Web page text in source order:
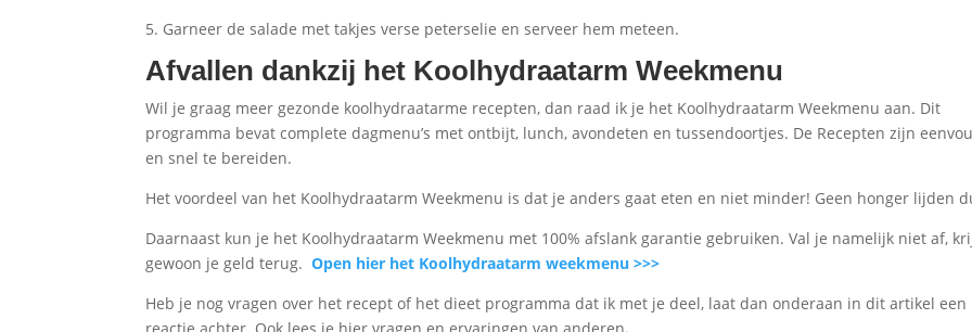
5. Garneer de salade met takjes verse peterselie en serveer hem meteen.
Afvallen dankzij het Koolhydraatarm Weekmenu
Wil je graag meer gezonde koolhydraatarme recepten, dan raad ik je het Koolhydraatarm Weekmenu aan. Dit
programma bevat complete dagmenu’s met ontbijt, lunch, avondeten en tussendoortjes. De Recepten zijn
en snel te bereiden.
Het voordeel van het Koolhydraatarm Weekmenu is dat je anders gaat eten en niet minder! Geen honger lijden
Daarnaast kun je het Koolhydraatarm Weekmenu met 100% afslank garantie gebruiken. Val je namelijk niet af,
gewoon je geld terug.Open hier het Koolhydraatarm weekmenu >>>
Heb je nog vragen over het recept of het dieet programma dat ik met je deel, laat dan onderaan in dit artikel een
reactie achter. Ook lees je hier vragen en ervaringen van anderen.